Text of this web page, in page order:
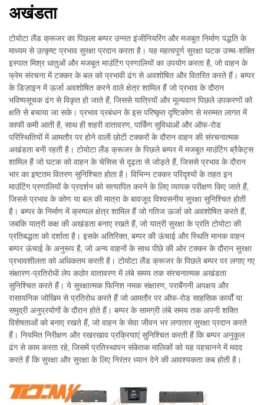
अखंडता
टोयोटा लैंड क्रूजर का पिछला बम्पर उन्नत इंजीनियरिंग और मजबूत निर्माण पद्धति के
माध्यम से उत्कृष्ट प्रभाव सुरक्षा प्रदान करता है। यह महत्वपूर्ण सुरक्षा घटक उच्च-शक्ति
इस्पात मिश्र धातुओं और मजबूत माउंटिंग प्रणालियों का उपयोग करता है, जो वाहन के
फ्रेम संरचना में टक्कर के बल को प्रभावी ढंग से अवशोषित और वितरित करते हैं। बम्पर
के डिज़ाइन में ऊर्जा अवशोषित करने वाले क्षेत्र शामिल हैं जो प्रभाव के दौरान
भविष्यसूचक ढंग से विकृत हो जाते हैं, जिससे यात्रियों और मूल्यवान पिछले उपकरणों को
क्षति से बचाया जा सके। प्रभाव प्रबंधन के इस परिष्कृत दृष्टिकोण से मरम्मत लागत में
काफी कमी आती है, साथ ही शहरी वातावरण, पार्किंग सुविधाओं और ऑफ-रोड
परिस्थितियों में आमतौर पर होने वाली छोटी टक्करों के दौरान वाहन की संरचनात्मक
अखंडता बनी रहती है। टोयोटा लैंड क्रूजर के पिछले बम्पर में मजबूत माउंटिंग ब्रैकेट्स
शामिल हैं जो घटक को वाहन के चेसिस से दृढ़ता से जोड़ते हैं, जिससे प्रभाव के दौरान
भार का इष्टतम वितरण सुनिश्चित होता है। विभिन्न टक्कर परिदृश्यों के तहत इन
माउंटिंग प्रणालियों के प्रदर्शन को सत्यापित करने के लिए व्यापक परीक्षण किए जाते हैं,
जिससे प्रभाव के कोण या बल की मात्रा के बावजूद विश्वसनीय सुरक्षा सुनिश्चित होती
है। बम्पर के निर्माण में क्रम्पल क्षेत्र शामिल हैं जो गतिज ऊर्जा को अवशोषित करते हैं,
जबकि यात्री कक्ष की अखंडता बनाए रखते हैं, जो यात्री सुरक्षा के प्रति टोयोटा की
प्रतिबद्धता को दर्शाता है। इसके अतिरिक्त, बम्पर की ऊंचाई और स्थिति मानक वाहन
बम्पर ऊंचाई के अनुरूप है, जो अन्य वाहनों के साथ पीछे की ओर टक्कर के दौरान सुरक्षा
प्रभावशीलता को अधिकतम करती है। टोयोटा लैंड क्रूजर के पिछले बम्पर पर लगाए गए
संक्षारण-प्रतिरोधी लेप कठोर वातावरण में लंबे समय तक संरचनात्मक अखंडता
सुनिश्चित करते हैं। ये सुरक्षात्मक फिनिश नमक संक्षारण, पराबैंगनी अपक्षय और
रासायनिक जोखिम से प्रतिरोध करते हैं जो आमतौर पर ऑफ-रोड साहसिक कार्यों या
समुद्री अनुप्रयोगों के दौरान होते हैं। बम्पर के सामग्री लंबे समय तक अपनी शक्ति
विशेषताओं को बनाए रखते हैं, जो वाहन के सेवा जीवन भर लगातार सुरक्षा प्रदान करते
हैं। नियमित निरीक्षण और रखरखाव प्रक्रियाएं सुनिश्चित करती हैं कि बम्पर अनुकूल
ढंग से काम करता रहे, जिसमें प्रतिस्थापन संकेतक मालिकों को यह पहचानने में मदद
करते हैं कि सुरक्षा और सुरक्षा के लिए निरंतर ध्यान देने की आवश्यकता कब होती है।